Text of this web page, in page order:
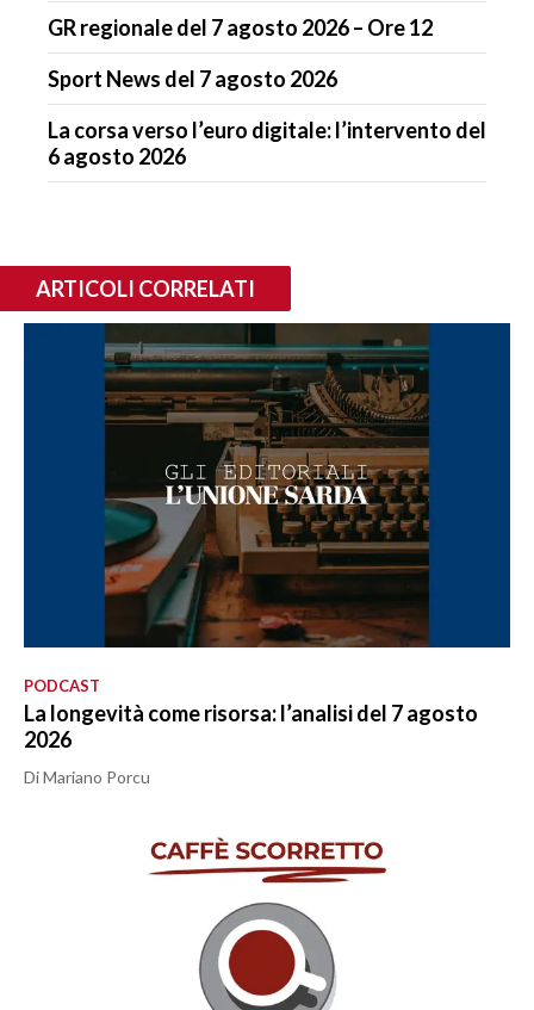
GR regionale del 7 agosto 2026 – Ore 12
Sport News del 7 agosto 2026
La corsa verso l’euro digitale: l’intervento del
6 agosto 2026
ARTICOLI CORRELATI
PODCAST
La longevità come risorsa: l’analisi del 7 agosto
2026
Di Mariano Porcu